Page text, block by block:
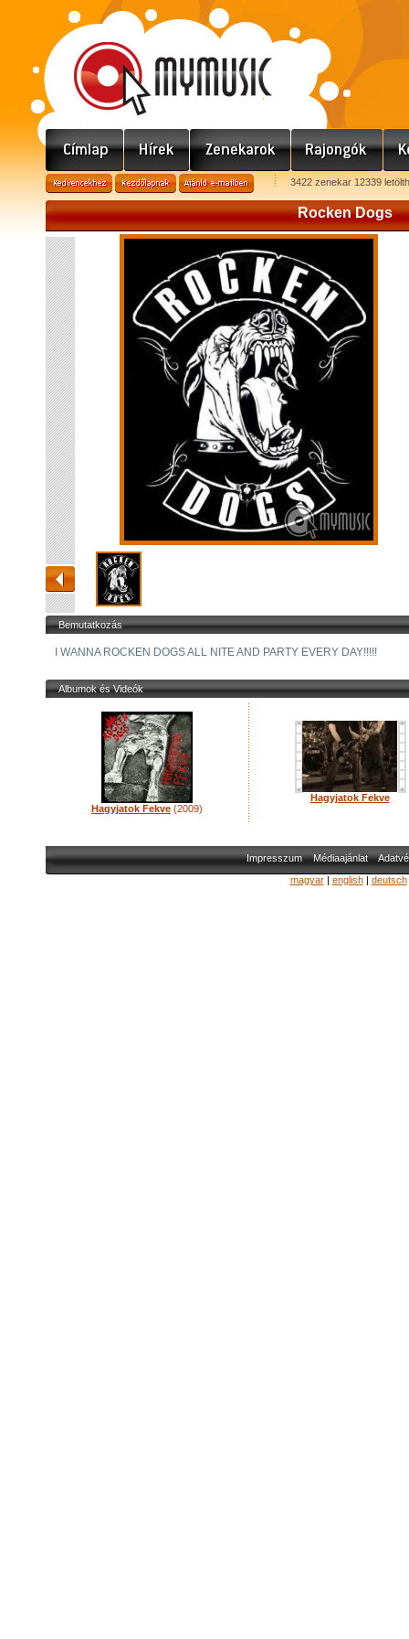
3422 zenekar 12339
Rocken Dogs
Bemutatkozás
I WANNA ROCKEN DOGS ALL NITE AND PARTY EVERY DAY!!!!!
Albumok és Videók
Hagyjatok Fekve (2009)
Hagyjatok Fekve
Impresszum Médiaajánlat
magyar| english| deutsch